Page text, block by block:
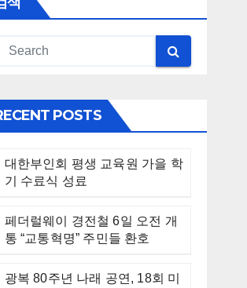
POSTS
대한부인회 평생 교육원 가을 학
기 수료식 성료
페더럴웨이 경전철 6일 오전 개
통 “교통혁명” 주민들 환호
광복 80주년 나래 공연, 18회 미